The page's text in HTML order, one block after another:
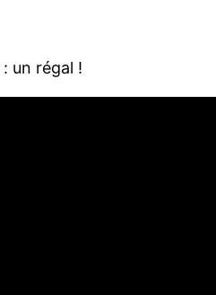
un régal !